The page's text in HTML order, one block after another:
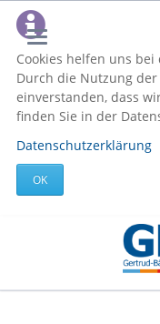
Cookies helfen uns
Durch die Nutzung
einverstanden, dass
finden Sie in der
Datenschutzerklärung
OK